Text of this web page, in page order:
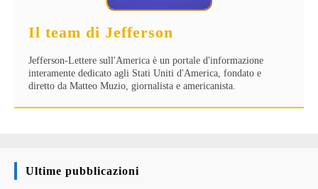
Il team di Jefferson
Jefferson-Lettere sull'America è un portale d'informazione
interamente dedicato agli Stati Uniti d'America, fondato e
diretto da Matteo Muzio, giornalista e americanista.
Ultime pubblicazioni